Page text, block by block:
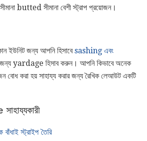
butted সীমানা বেশী স্ট্রাপ প্রয়োজন।
ইউনিট জন্য আপনি হিসাবেsashing এবং
জন্য yardage হিসাব করুন। আপনি কিভাবে অনেক
বোধ করা হয় সাহায্য করার জন্য রৈখিক লেআউট একটি
বাঁধাই স্ট্রাইপ তৈরি